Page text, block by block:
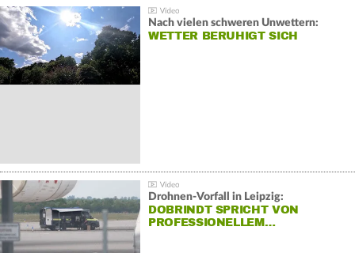
Nach vielen schweren Unwettern:
WETTER BERUHIGT SICH
Drohnen-Vorfall in Leipzig:
DOBRINDT SPRICHT VON
PROFESSIONELLEM…